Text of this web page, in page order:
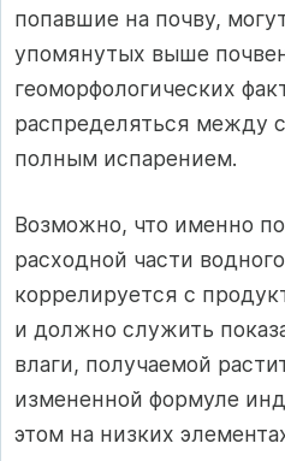
попавшие на почву,
упомянутых выше
геоморфологических
распределяться между
полным испарением.
Возможно, что именно
расходной части
коррелируется с
и должно служить
влаги, получаемой
измененной формуле
этом на низких